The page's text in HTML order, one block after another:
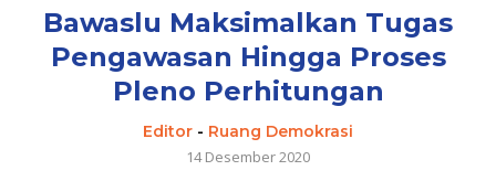
Bawaslu Maksimalkan Tugas
Pengawasan Hingga Proses
Pleno Perhitungan
Editor - Ruang Demokrasi
14 Desember 2020